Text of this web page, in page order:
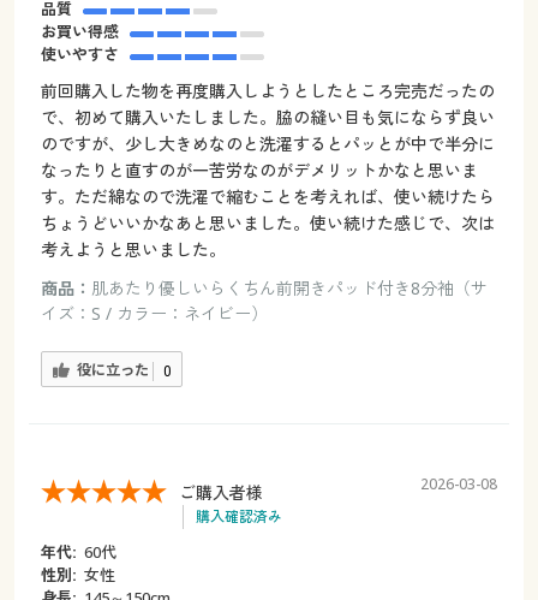
品質
お買い得感
使いやすさ
前回購入した物を再度購入しようとしたところ完売だったの
で、初めて購入いたしました。脇の縫い目も気にならず良い
のですが、少し大きめなのと洗濯するとパッとが中で半分に
なったりと直すのが一苦労なのがデメリットかなと思いま
す。ただ綿なので洗濯で縮むことを考えれば、使い続けたら
ちょうどいいかなあと思いました。使い続けた感じで、次は
考えようと思いました。
商品： 肌あたり優しいらくちん前開きパッド付き8分袖（サ
イズ：S / カラー：ネイビー）
役に立った 0
ご購入者様
購入確認済み
2026-03-08
年代: 60代
性別: 女性